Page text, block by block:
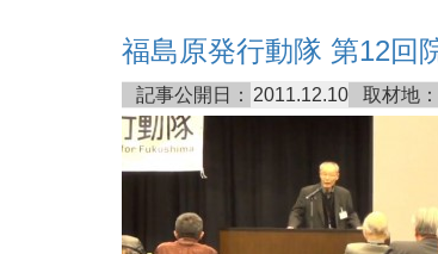
福島原発行動隊 第12回
記事公開日： 2011.12.10 取材地：